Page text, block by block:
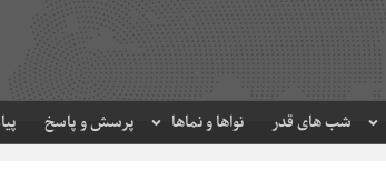
شب های قدر نواها و نماها پرسش و پاسخ